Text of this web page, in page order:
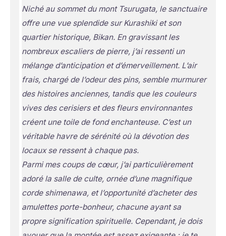
Niché au sommet du mont Tsurugata, le sanctuaire
offre une vue splendide sur Kurashiki et son
quartier historique, Bikan. En gravissant les
nombreux escaliers de pierre, j’ai ressenti un
mélange d’anticipation et d’émerveillement. L’air
frais, chargé de l’odeur des pins, semble murmurer
des histoires anciennes, tandis que les couleurs
vives des cerisiers et des fleurs environnantes
créent une toile de fond enchanteuse. C’est un
véritable havre de sérénité où la dévotion des
locaux se ressent à chaque pas.
Parmi mes coups de cœur, j’ai particulièrement
adoré la salle de culte, ornée d’une magnifique
corde shimenawa, et l’opportunité d’acheter des
amulettes porte-bonheur, chacune ayant sa
propre signification spirituelle. Cependant, je dois